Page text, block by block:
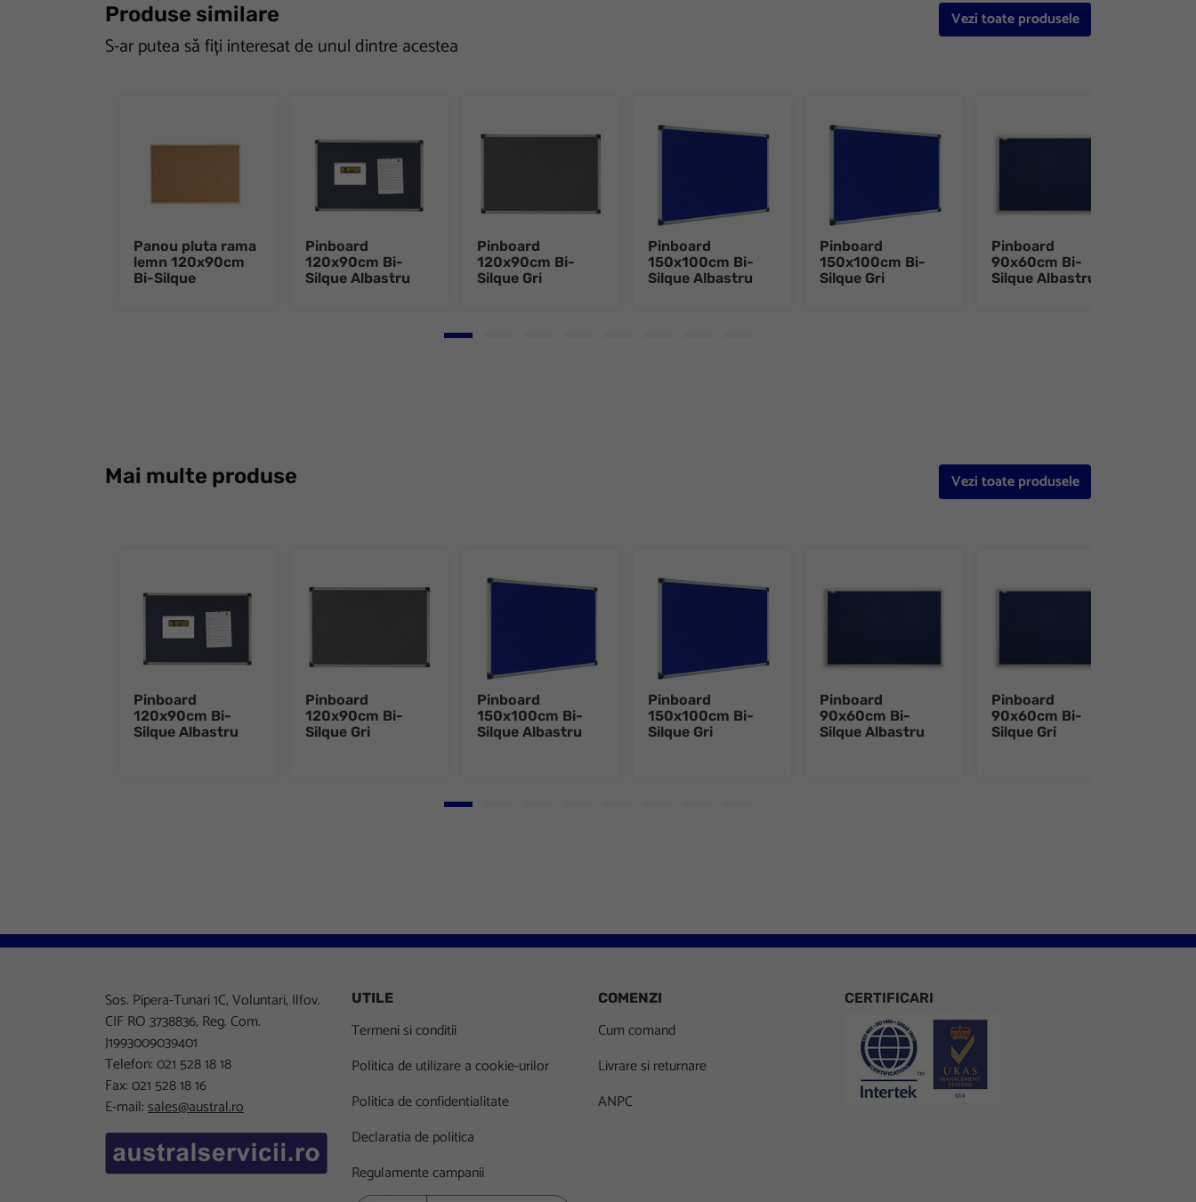
Produse similare
S-ar putea să fiți interesat de unul dintre acestea
Vezi toate produsele
Panou pluta rama
lemn 120x90cm
Bi-Silque
Pinboard
120x90cm Bi-
Silque Albastru
Pinboard
120x90cm Bi-
Silque Gri
Pinboard
150x100cm Bi-
Silque Albastru
Pinboard
150x100cm Bi-
Silque Gri
Pinboard
90x60cm Bi-
Silque Albastru
Go to slide 1
Mai multe produse Vezi toate produsele
Pinboard
120x90cm Bi-
Silque Albastru
Pinboard
120x90cm Bi-
Silque Gri
Pinboard
150x100cm Bi-
Silque Albastru
Pinboard
150x100cm Bi-
Silque Gri
Pinboard
90x60cm Bi-
Silque Albastru
Pinboard
90x60cm Bi-
Silque Gri
Go to slide 1
Sos. Pipera-Tunari 1C, Voluntari, Ilfov.
CIF RO 3738836, Reg. Com.
J1993009039401
Telefon: 021 528 18 18
Fax: 021 528 18 16
E-mail:sales@austral.ro
UTILE
Termeni si conditii
Politica de utilizare a cookie-urilor
Politica de confidentialitate
Declaratia de politica
Regulamente campanii
COMENZI
Cum comand
Livrare si returnare
ANPC
CERTIFICARI